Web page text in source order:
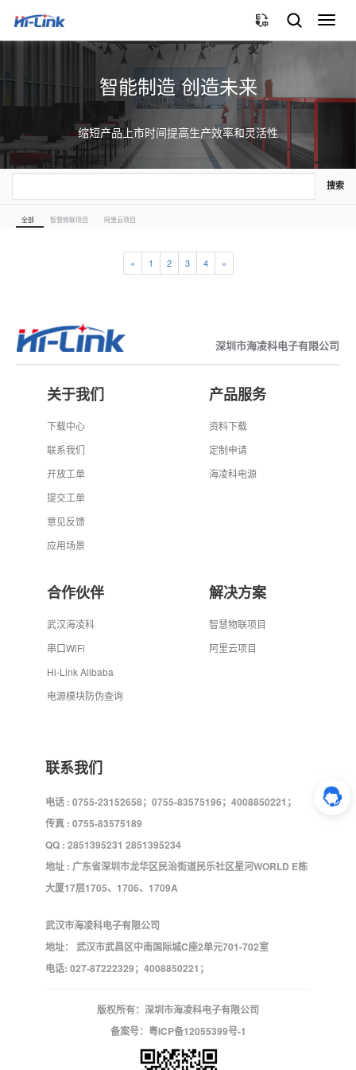
切
换
智能制造 创造未来
缩短产品上市时间提高生产效率和灵活性
搜索
全部 智慧物联项目 阿里云项目
« 1 2 3 4 »
深圳市海凌科电子有限公司
关于我们
下载中心
联系我们
开放工单
提交工单
意见反馈
应用场景
产品服务
资料下载
定制申请
海凌科电源
合作伙伴
武汉海凌科
串口WiFi
Hi-Link Alibaba
电源模块防伪查询
解决方案
智慧物联项目
阿里云项目
联系我们
电话 : 0755-23152658；0755-83575196；4008850221；
传真 : 0755-83575189
QQ : 2851395231 2851395234
地址 : 广东省深圳市龙华区民治街道民乐社区星河WORLD E栋
大厦17层1705、1706、1709A
武汉市海凌科电子有限公司
地址： 武汉市武昌区中南国际城C座2单元701-702室
电话: 027-87222329；4008850221；
版权所有：深圳市海凌科电子有限公司
备案号： 粤ICP备12055399号-1